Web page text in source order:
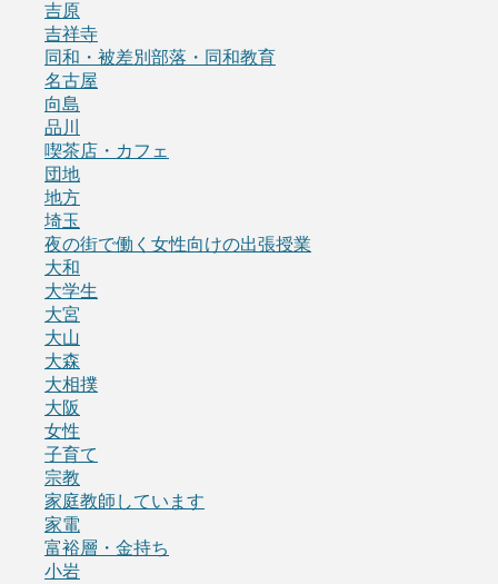
吉原
吉祥寺
同和・被差別部落・同和教育
名古屋
向島
品川
喫茶店・カフェ
団地
地方
埼玉
夜の街で働く女性向けの出張授業
大和
大学生
大宮
大山
大森
大相撲
大阪
女性
子育て
宗教
家庭教師しています
家電
富裕層・金持ち
小岩